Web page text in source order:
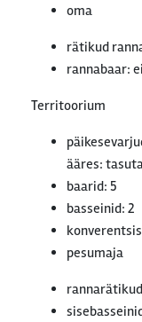
oma
rätikud
rannabaar:
Territoorium
ääres:
baarid: 5
basseinid: 2
pesumaja